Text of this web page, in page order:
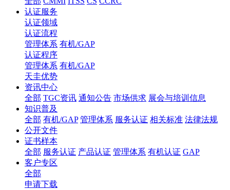
认证服务
认证领域
认证流程
管理体系 有机/GAP
认证程序
管理体系 有机/GAP
天圭优势
资讯中心
全部 TGC资讯 通知公告 市场供求 展会与培训信息
知识普及
全部 有机/GAP 管理体系 服务认证 相关标准 法律法规
公开文件
证书样本
全部 服务认证 产品认证 管理体系 有机认证 GAP
客户专区
全部
申请下载